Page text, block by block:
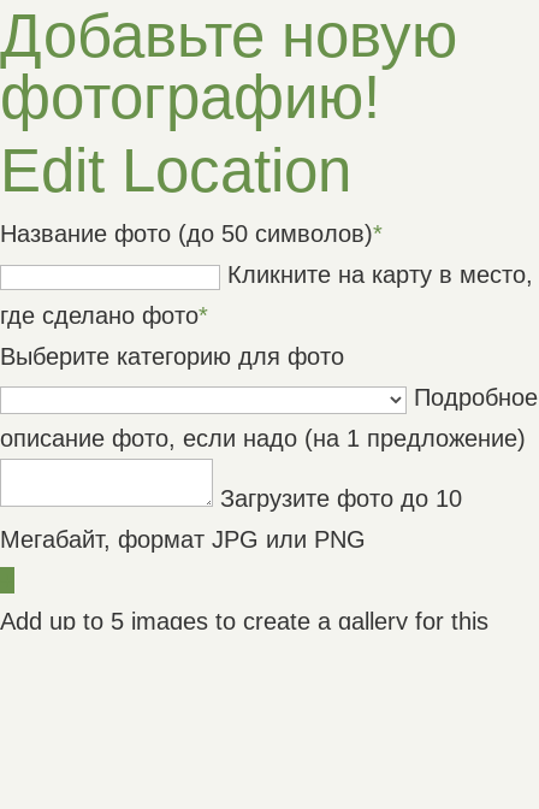
Добавьте новую
фотографию!
Edit Location
Название фото (до 50 символов)*
Кликните на карту в место,
где сделано фото*
Выберите категорию для фото
Подробное
описание фото, если надо (на 1 предложение)
Загрузите фото до 10
Мегабайт, формат JPG или PNG
Add up to 5 images to create a gallery for this